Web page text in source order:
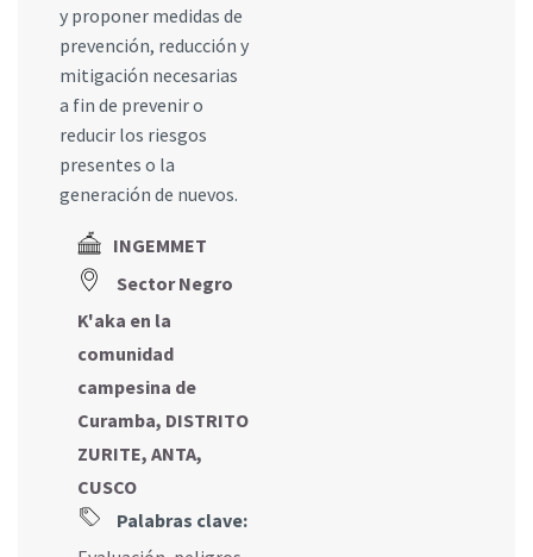
y proponer medidas de
prevención, reducción y
mitigación necesarias
a fin de prevenir o
reducir los riesgos
presentes o la
generación de nuevos.
INGEMMET
Sector Negro
K'aka en la
comunidad
campesina de
Curamba, DISTRITO
ZURITE, ANTA,
CUSCO
Palabras clave: